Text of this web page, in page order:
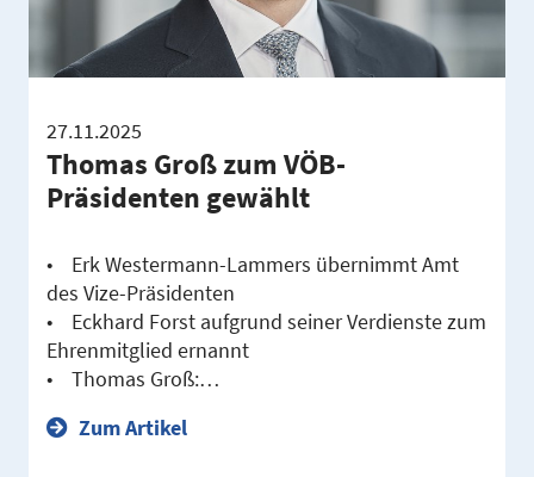
27.11.2025
Thomas Groß zum VÖB-
Präsidenten gewählt
• Erk Westermann-Lammers übernimmt Amt
des Vize-Präsidenten
• Eckhard Forst aufgrund seiner Verdienste zum
Ehrenmitglied ernannt
• Thomas Groß:…
Zum Artikel